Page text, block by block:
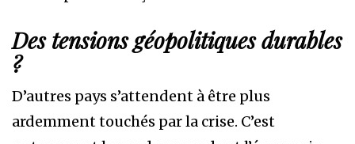
Des tensions géopolitiques durables
?
D’autres pays s’attendent à être plus
ardemment touchés par la crise. C’est